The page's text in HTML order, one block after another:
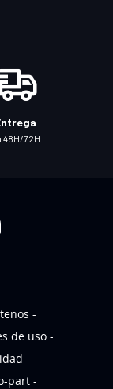
48H/72H
de uso
part